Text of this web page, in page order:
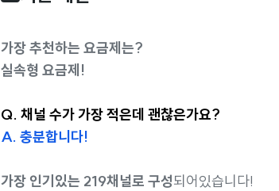
가장 추천하는 요금제는?
실속형 요금제!
Q. 채널 수가 가장 적은데 괜찮은가요?
A. 충분합니다!
가장 인기있는 219채널로 구성되어있습니다!